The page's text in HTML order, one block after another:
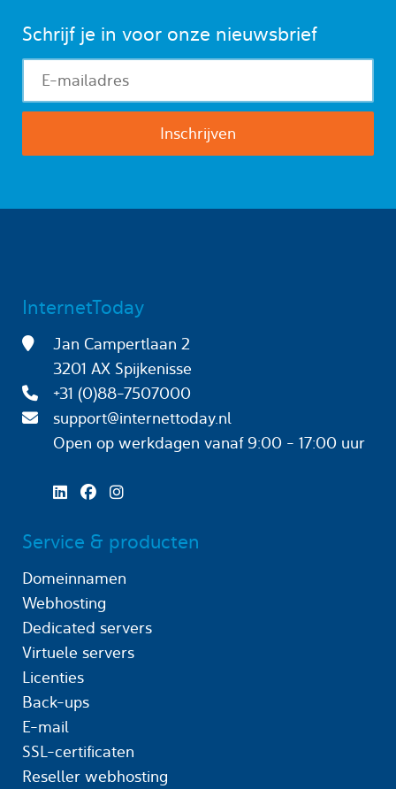
Schrijf je in voor onze nieuwsbrief
InternetToday
Jan Campertlaan 2
3201 AX Spijkenisse
+31 (0)88-7507000
support@internettoday.nl
Open op werkdagen
vanaf 9:00 - 17:00 uur
Service & producten
Domeinnamen
Webhosting
Dedicated servers
Virtuele servers
Licenties
Back-ups
E-mail
SSL-certificaten
Reseller webhosting